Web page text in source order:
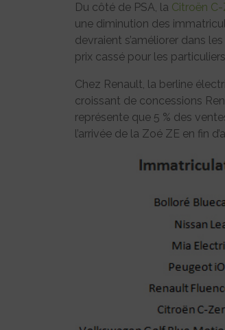
Du côté de PSA, la Citroën
une diminution des
devraient s’améliorer dans
prix cassé pour les
Chez Renault, la berline
croissant de concessions
représente que 5 % des
l’arrivée de la Zoé ZE en fin